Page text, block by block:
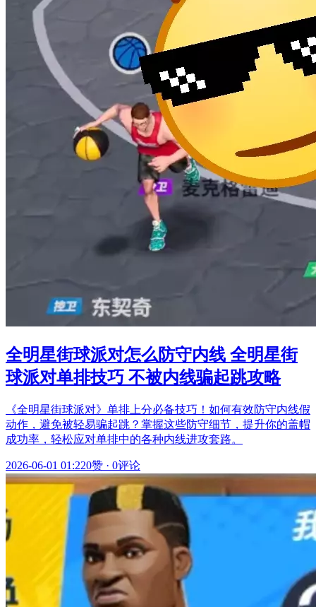
全明星街球派对怎么防守内线 全明星街
球派对单排技巧 不被内线骗起跳攻略
《全明星街球派对》单排上分必备技巧！如何有效防守内线假
动作，避免被轻易骗起跳？掌握这些防守细节，提升你的盖帽
成功率，轻松应对单排中的各种内线进攻套路。
2026-06-01 01:220赞 · 0评论